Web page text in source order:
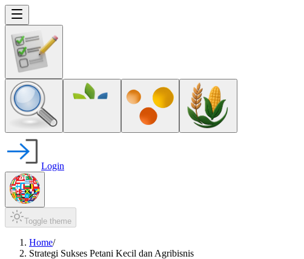
Login
Toggle theme
Home/
Strategi Sukses Petani Kecil dan Agribisnis